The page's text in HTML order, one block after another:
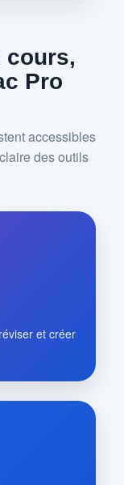
cours,
Pro
accessibles
des outils
et créer